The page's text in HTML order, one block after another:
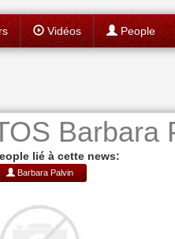
Vidéos People
Barbara
lié à cette news:
Barbara Palvin